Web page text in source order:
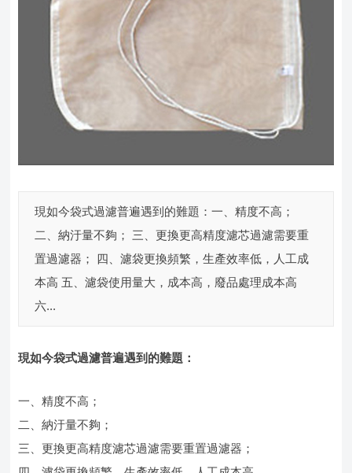
現如今袋式過濾普遍遇到的難題：一、精度不高；
二、納汙量不夠； 三、更換更高精度濾芯過濾需要重
置過濾器； 四、濾袋更換頻繁，生產效率低，人工成
本高 五、濾袋使用量大，成本高，廢品處理成本高
六...
現如今袋式過濾普遍遇到的難題：
一、精度不高；
二、納汙量不夠；
三、更換更高精度濾芯過濾需要重置過濾器；